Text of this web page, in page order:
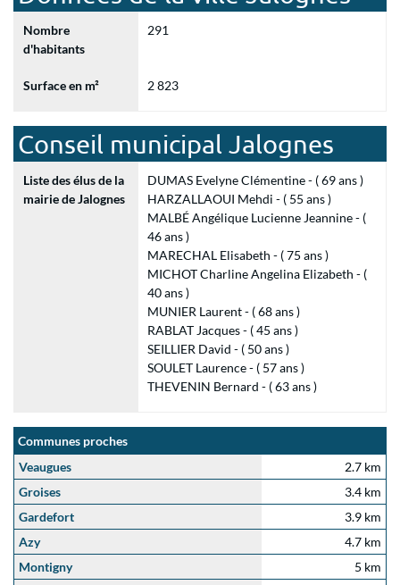
Nombre
d'habitants
291
Surface en m² 2 823
Conseil municipal Jalognes
Liste des élus de la
mairie de Jalognes
DUMAS Evelyne Clémentine - ( 69 ans )
HARZALLAOUI Mehdi - ( 55 ans )
MALBÉ Angélique Lucienne Jeannine - (
46 ans )
MARECHAL Elisabeth - ( 75 ans )
MICHOT Charline Angelina Elizabeth - (
40 ans )
MUNIER Laurent - ( 68 ans )
RABLAT Jacques - ( 45 ans )
SEILLIER David - ( 50 ans )
SOULET Laurence - ( 57 ans )
THEVENIN Bernard - ( 63 ans )
Communes proches
Veaugues
2.7 km
Groises
3.4 km
Gardefort
3.9 km
Azy
4.7 km
Montigny
5 km